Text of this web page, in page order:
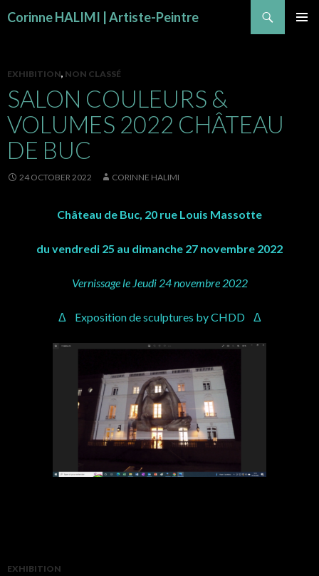
Corinne HALIMI | Artiste-Peintre
EXHIBITION, NON CLASSÉ
SALON COULEURS &
VOLUMES 2022 CHÂTEAU
DE BUC
24 OCTOBER 2022 CORINNE HALIMI
Château de Buc, 20 rue Louis Massotte
du vendredi 25 au dimanche 27 novembre 2022
Vernissage le Jeudi 24 novembre 2022
Δ Exposition de sculptures by CHDD Δ
EXHIBITION